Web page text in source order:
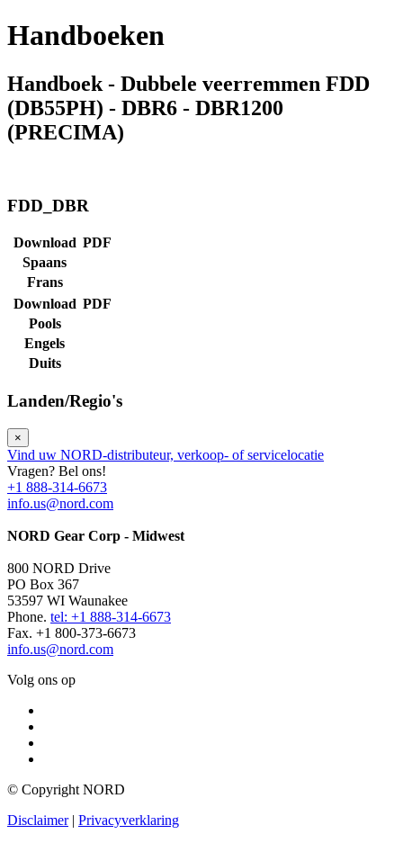
Handboeken
Handboek - Dubbele veerremmen FDD
(DB55PH) - DBR6 - DBR1200
(PRECIMA)
FDD_DBR
Download PDF
Spaans
Frans
Download PDF
Pools
Engels
Duits
Landen/Regio's
×
Vind uw NORD-distributeur, verkoop- of servicelocatie
Vragen? Bel ons!
+1 888-314-6673
info.us@nord.com
NORD Gear Corp - Midwest
800 NORD Drive
PO Box 367
53597 WI Waunakee
Phone. tel: +1 888-314-6673
Fax. +1 800-373-6673
info.us@nord.com
Volg ons op
© Copyright NORD
Disclaimer| Privacyverklaring